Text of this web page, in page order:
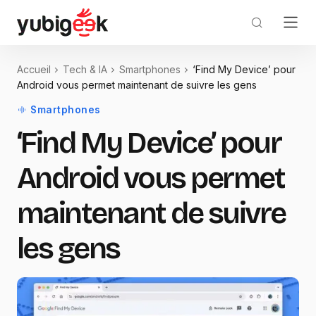
Accueil Tech & IA Smartphones
‘Find My Device’ pour
Android vous permet maintenant de suivre les gens
Smartphones
‘Find My Device’ pour
Android vous permet
maintenant de suivre
les gens